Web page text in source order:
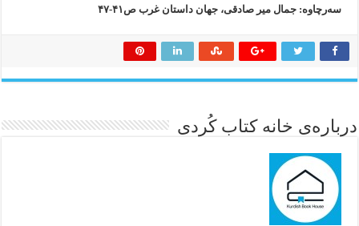
سه‌رچاوه‌: جمال میر صادقی، جهان داستان غرب ص۴۱-۴۷
درباره‌ی خانه کتاب کُردی